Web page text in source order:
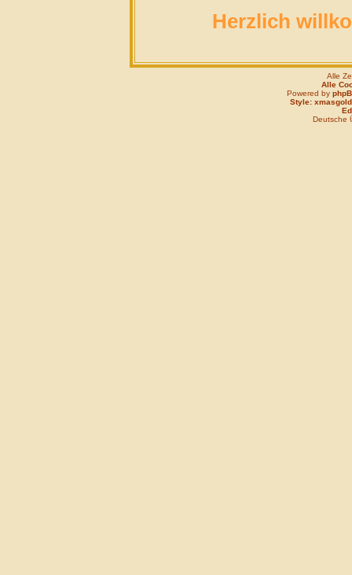
Herzlich
Alle
Alle
Powered by
Style: xmasgold
Deutsche